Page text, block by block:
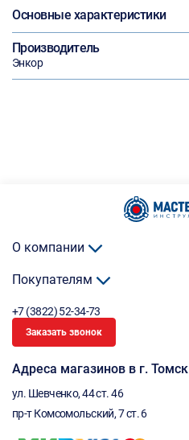
Основные характеристики
Производитель
Энкор
О компании
Покупателям
+7 (3822) 52-34-73
Заказать звонок
Адреса магазинов в г. Томск
ул. Шевченко, 44 ст. 46
пр-т Комсомольский, 7 ст. 6